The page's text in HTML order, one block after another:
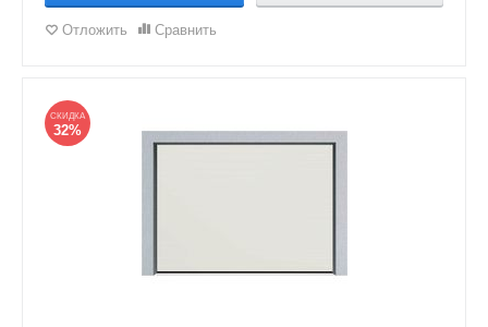
Отложить Сравнить
СКИДКА
32%